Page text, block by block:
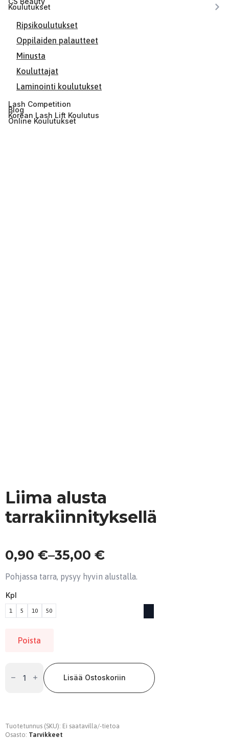
Koulutukset
Ripsikoulutukset
Oppilaiden palautteet
Minusta
Kouluttajat
Laminointi koulutukset
Lash Competition
Blog
Korean Lash Lift Koulutus
Online Koulutukset
Liima alusta
tarrakiinnityksellä
0,90 €–35,00 €
Hintaluokka:
0,90 €
-
35,00 €
Pohjassa tarra, pysyy hyvin alustalla.
Kpl
1 5 10 50
Poista
tarrakiinnitykselläLisää Ostoskoriin
Tuotetunnus (SKU): Ei saatavilla/-tietoa
Osasto: Tarvikkeet